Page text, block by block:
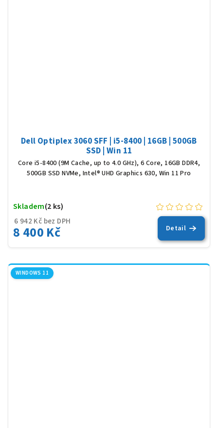
Dell Optiplex 3060 SFF | i5-8400 | 16GB | 500GB
SSD | Win 11
Core i5-8400 (9M Cache, up to 4.0 GHz), 6 Core, 16GB DDR4,
500GB SSD NVMe, Intel® UHD Graphics 630, Win 11 Pro
6 942 Kč bez DPH
8 400 Kč
Skladem(2 ks)
Detail
WINDOWS 11